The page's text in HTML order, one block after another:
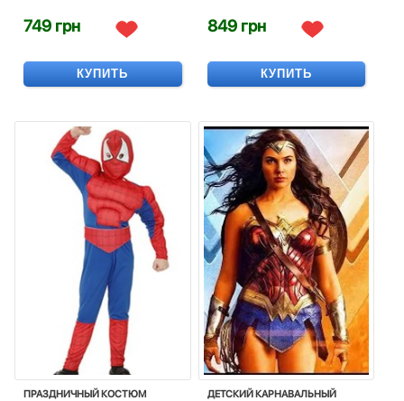
DISNEY
749 грн
КУПИТЬ
849 грн
КУПИТЬ
ПРАЗДНИЧНЫЙ КОСТЮМ
ДЕТСКИЙ КАРНАВАЛЬНЫЙ